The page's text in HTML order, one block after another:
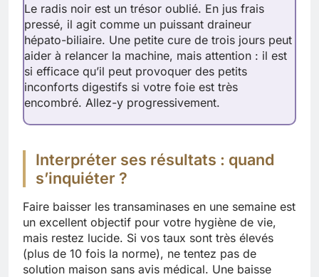
Le radis noir est un trésor oublié. En jus frais
pressé, il agit comme un puissant draineur
hépato-biliaire. Une petite cure de trois jours peut
aider à relancer la machine, mais attention : il est
si efficace qu’il peut provoquer des petits
inconforts digestifs si votre foie est très
encombré. Allez-y progressivement.
Interpréter ses résultats : quand
s’inquiéter ?
Faire baisser les transaminases en une semaine est
un excellent objectif pour votre hygiène de vie,
mais restez lucide. Si vos taux sont très élevés
(plus de 10 fois la norme), ne tentez pas de
solution maison sans avis médical. Une baisse